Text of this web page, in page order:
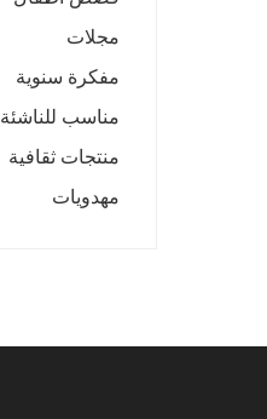
مجلات
مفكرة سنوية
مناسب للناشئة
منتجات ثقافية
مهدويات